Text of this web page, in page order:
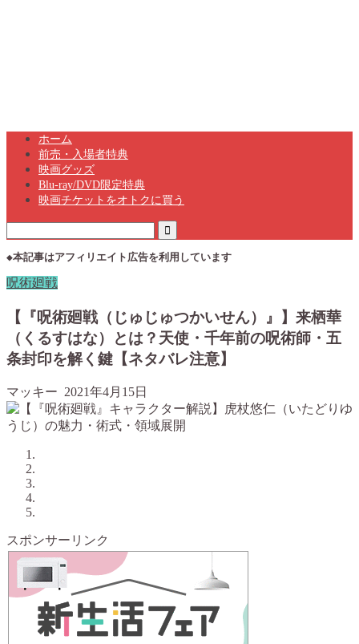
ホーム
前売・入場者特典
映画グッズ
Blu-ray/DVD限定特典
映画チケットをオトクに買う
◆本記事はアフィリエイト広告を利用しています
呪術廻戦
【『呪術廻戦（じゅじゅつかいせん）』】来栖華
（くるすはな）とは？天使・千年前の呪術師・五
条封印を解く鍵【ネタバレ注意】
マッキー 2021年4月15日
スポンサーリンク